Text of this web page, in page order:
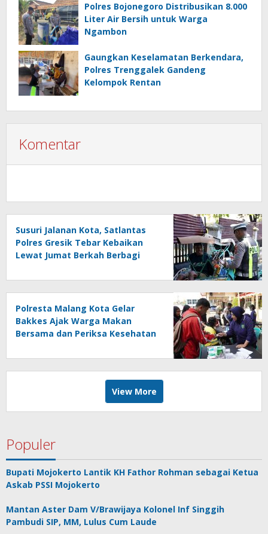
Polres Bojonegoro Distribusikan 8.000
Liter Air Bersih untuk Warga
Ngambon
Gaungkan Keselamatan Berkendara,
Polres Trenggalek Gandeng
Kelompok Rentan
Komentar
Susuri Jalanan Kota, Satlantas
Polres Gresik Tebar Kebaikan
Lewat Jumat Berkah Berbagi
Polresta Malang Kota Gelar
Bakkes Ajak Warga Makan
Bersama dan Periksa Kesehatan
View More
Populer
Bupati Mojokerto Lantik KH Fathor Rohman sebagai Ketua
Askab PSSI Mojokerto
Mantan Aster Dam V/Brawijaya Kolonel Inf Singgih
Pambudi SIP, MM, Lulus Cum Laude